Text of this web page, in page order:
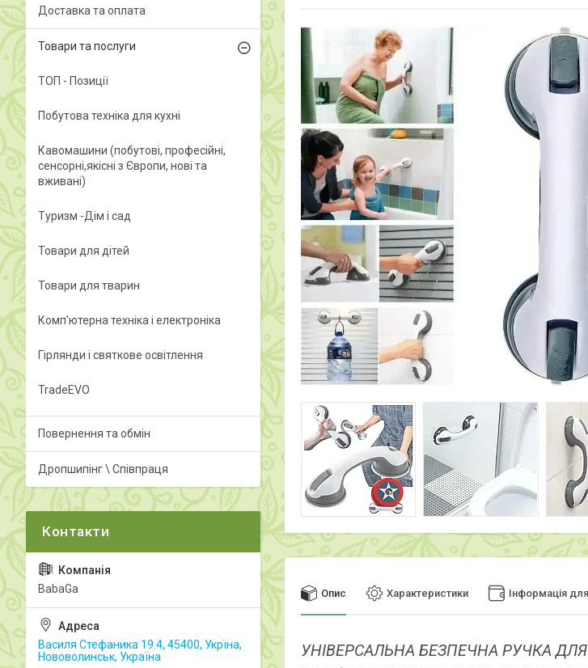
Опис Характеристики Інформація
УНІВЕРСАЛЬНА БЕЗПЕЧНА РУЧКА
Доставка та оплата
Товари та послуги
ТОП - Позиції
Побутова техніка для кухні
Кавомашини (побутові, професійні,
сенсорні,якісні з Європи, нові та
вживані)
Туризм -Дім і сад
Товари для дітей
Товари для тварин
Комп'ютерна техніка і електроніка
Гірлянди і святкове освітлення
TradeEVO
Повернення та обмін
Дропшипінг \ Співпраця
BabaGa
Василя Стефаника 19.4, 45400, Укрїна,
Нововолинськ, Україна